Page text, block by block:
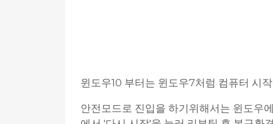
윈도우10 부터는 윈도우7처럼 컴퓨터 시
안전모드로 진입을 하기위해서는 윈도우